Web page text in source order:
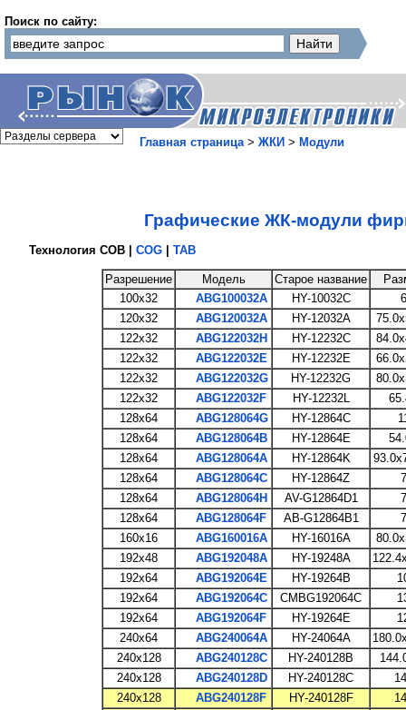
Поиск по сайту:
Главная страница> ЖКИ > Модули
Графические ЖК-модули
Технология COB | COG| TAB
Разрешение Модель Старое название
100x32
ABG100032A HY-10032C
120x32
ABG120032A HY-12032A
122x32
ABG122032H HY-12232C
122x32
ABG122032E HY-12232E
122x32
ABG122032G HY-12232G
122x32
ABG122032F HY-12232L
128x64
ABG128064G HY-12864C
128x64
ABG128064B HY-12864E
128x64
ABG128064A HY-12864K
128x64
ABG128064C HY-12864Z
128x64
ABG128064H AV-G12864D1
128x64
ABG128064F AB-G12864B1
160x16
ABG160016A HY-16016A
192x48
ABG192048A HY-19248A
192x64
ABG192064E HY-19264B
192x64
ABG192064C CMBG192064C
192x64
ABG192064F HY-19264E
240x64
ABG240064A HY-24064A
240x128
ABG240128C HY-240128B
240x128
ABG240128D HY-240128C
240x128
ABG240128F HY-240128F